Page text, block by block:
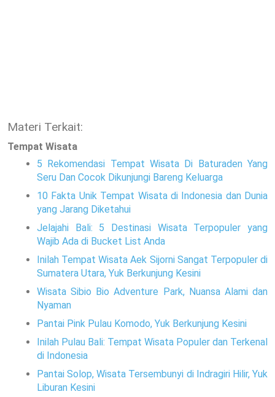
Materi Terkait:
Tempat Wisata
5 Rekomendasi Tempat Wisata Di Baturaden Yang
Seru Dan Cocok Dikunjungi Bareng Keluarga
10 Fakta Unik Tempat Wisata di Indonesia dan Dunia
yang Jarang Diketahui
Jelajahi Bali: 5 Destinasi Wisata Terpopuler yang
Wajib Ada di Bucket List Anda
Inilah Tempat Wisata Aek Sijorni Sangat Terpopuler di
Sumatera Utara, Yuk Berkunjung Kesini
Wisata Sibio Bio Adventure Park, Nuansa Alami dan
Nyaman
Pantai Pink Pulau Komodo, Yuk Berkunjung Kesini
Inilah Pulau Bali: Tempat Wisata Populer dan Terkenal
di Indonesia
Pantai Solop, Wisata Tersembunyi di Indragiri Hilir, Yuk
Liburan Kesini